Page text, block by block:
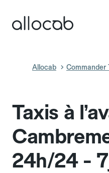
Allocab Commander
Taxis à
24h/24 -